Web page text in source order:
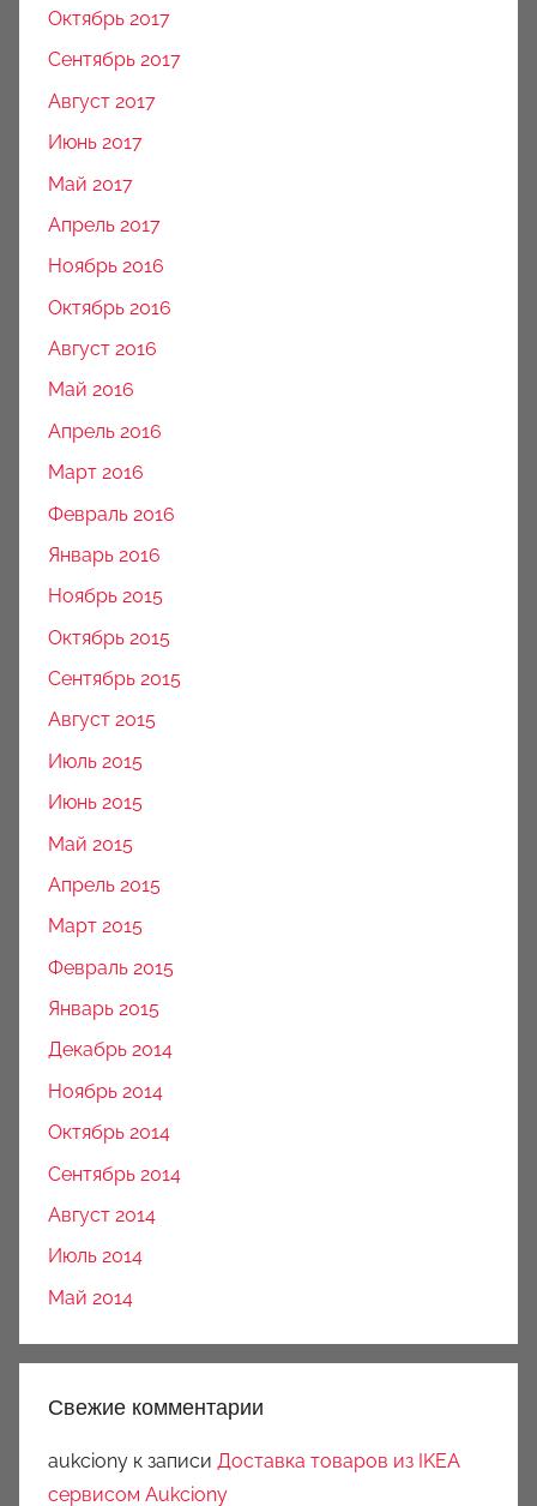
Октябрь 2017
Сентябрь 2017
Август 2017
Июнь 2017
Май 2017
Апрель 2017
Ноябрь 2016
Октябрь 2016
Август 2016
Май 2016
Апрель 2016
Март 2016
Февраль 2016
Январь 2016
Ноябрь 2015
Октябрь 2015
Сентябрь 2015
Август 2015
Июль 2015
Июнь 2015
Май 2015
Апрель 2015
Март 2015
Февраль 2015
Январь 2015
Декабрь 2014
Ноябрь 2014
Октябрь 2014
Сентябрь 2014
Август 2014
Июль 2014
Май 2014
Свежие комментарии
aukciony к записи Доставка товаров из IKEA
сервисом Aukciony